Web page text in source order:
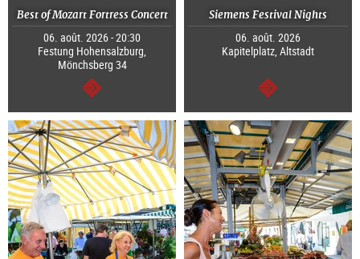
Best of Mozart Fortress Concert
06. août. 2026 - 20:30
Festung Hohensalzburg,
Mönchsberg 34
Continuer
Siemens Festival Nights
06. août. 2026
Kapitelplatz, Altstadt
Continuer